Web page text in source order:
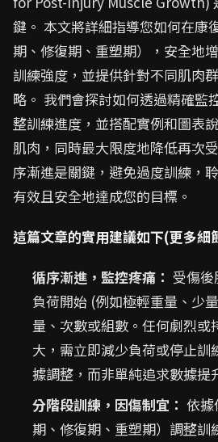
鍵。 本文將詳細指導您如何在康
期、修復期、重塑期），安全地
訓練強度，並提供針對不同肌肉
略。 我們會探討如何透過精確監
整訓練進度，並搭配實例和圖表
肌肉，同時最大限度地降低再次
序漸進是關鍵，避免過度訓練，
有效且安全地達成您的目標。
這篇文章的實用建議如下(更多細
循序漸進，監控疼痛： 受傷
負荷開始 (例如極輕重量、少
量、次數或組數。任何劇烈或
大，需立即減少負荷或停止訓
據調整，而非單純追求數據提
分階段訓練，因傷制宜： 依據
期、修復期、重塑期）調整訓